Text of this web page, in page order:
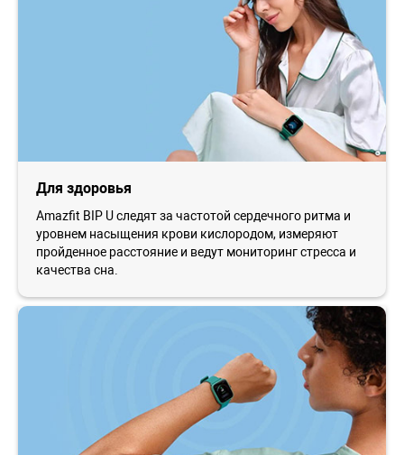
Для здоровья
Amazfit BIP U следят за частотой сердечного ритма и
уровнем насыщения крови кислородом, измеряют
пройденное расстояние и ведут мониторинг стресса и
качества сна.